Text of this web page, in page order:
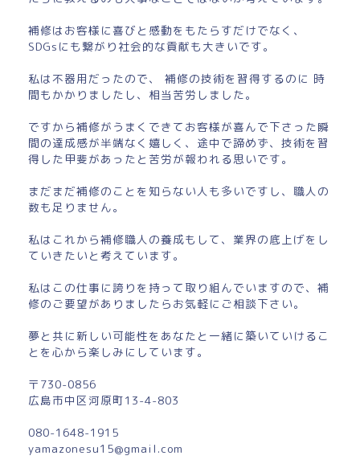
補修はお客様に喜びと感動をもたらすだけでなく、
SDGsにも繋がり社会的な貢献も大きいです。
私は不器用だったので、 補修の技術を習得するのに 時
間もかかりましたし、相当苦労しました。
ですから補修がうまくできてお客様が喜んで下さった瞬
間の達成感が半端なく嬉しく、途中で諦めず、技術を習
得した甲斐があったと苦労が報われる思いです。
まだまだ補修のことを知らない人も多いですし、職人の
数も足りません。
私はこれから補修職人の養成もして、業界の底上げをし
ていきたいと考えています。
私はこの仕事に誇りを持って取り組んでいますので、補
修のご要望がありましたらお気軽にご相談下さい。
夢と共に新しい可能性をあなたと一緒に築いていけるこ
とを心から楽しみにしています。
〒730-0856
広島市中区河原町13-4-803
080-1648-1915
yamazonesu15@gmail.com